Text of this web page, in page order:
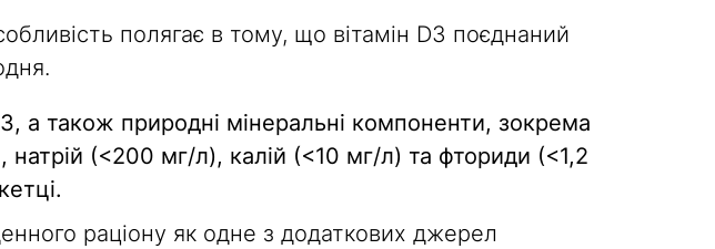
полягає в тому, що вітамін D3 поєднаний
а також природні мінеральні компоненти, зокрема
(<200 мг/л), калій (<10 мг/л) та фториди (<1,2
раціону як одне з додаткових джерел